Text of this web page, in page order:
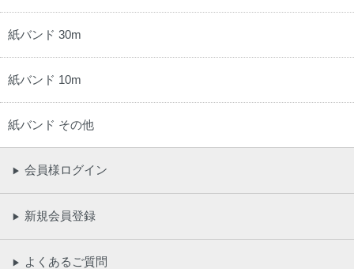
紙バンド 30m
紙バンド 10m
紙バンド その他
▶ 会員様ログイン
▶ 新規会員登録
▶ よくあるご質問